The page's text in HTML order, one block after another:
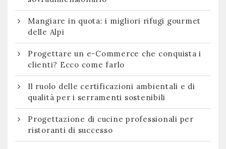
Mangiare in quota: i migliori rifugi gourmet
delle Alpi
Progettare un e-Commerce che conquista i
clienti? Ecco come farlo
Il ruolo delle certificazioni ambientali e di
qualità per i serramenti sostenibili
Progettazione di cucine professionali per
ristoranti di successo